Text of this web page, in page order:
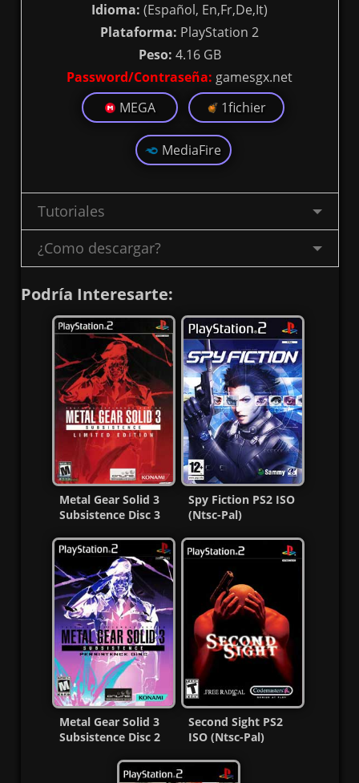
Idioma: (Español, En,Fr,De,It)
Plataforma: PlayStation 2
Peso: 4.16 GB
Password/Contraseña: gamesgx.net
MEGA
1fichier
MediaFire
Tutoriales
¿Como descargar?
Podría Interesarte:
Metal Gear Solid 3
Subsistence Disc 3
Esp
Spy Fiction PS2 ISO
(Ntsc-Pal)
MF
Metal Gear Solid 3
Subsistence Disc 2
Second Sight PS2
ISO (Ntsc-Pal)
MF